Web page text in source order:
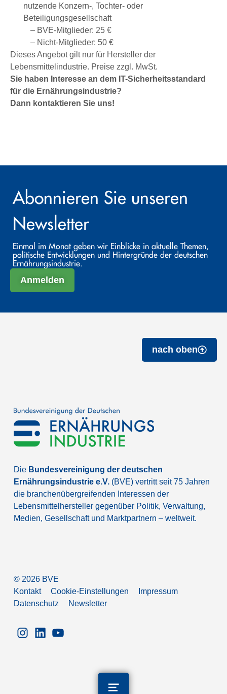
nutzende Konzern-, Tochter- oder
Beteiligungsgesellschaft
– BVE-Mitglieder: 25 €
– Nicht-Mitglieder: 50 €
Dieses Angebot gilt nur für Hersteller der
Lebensmittelindustrie. Preise zzgl. MwSt.
Sie haben Interesse an dem IT-Sicherheitsstandard
für die Ernährungsindustrie?
Dann kontaktieren Sie uns!
Abonnieren Sie unseren
Newsletter
Einmal im Monat geben wir Einblicke in aktuelle Themen,
politische Entwicklungen und Hintergründe der deutschen
Ernährungsindustrie.
Anmelden
nach oben
Die Bundesvereinigung der deutschen
Ernährungsindustrie e.V. (BVE) vertritt seit 75 Jahren
die branchenübergreifenden Interessen der
Lebensmittelhersteller gegenüber Politik, Verwaltung,
Medien, Gesellschaft und Marktpartnern – weltweit.
© 2026BVE
Kontakt
Cookie-Einstellungen
Impressum
Datenschutz
Newsletter